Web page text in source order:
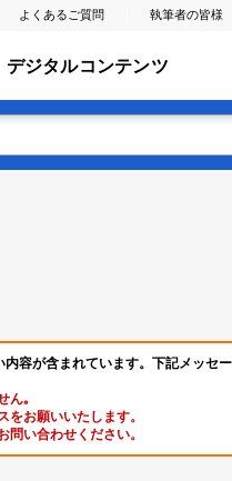
よくあるご質問 執筆者の皆様
デジタルコンテンツ
容が含まれています。下記メッセ
ん｡
お願いいたします。
い合わせください。